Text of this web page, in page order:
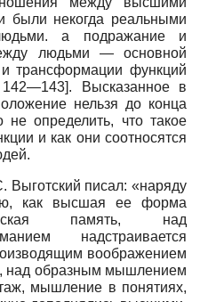
были некогда реальными
а подражание и
людьми — основной
трансформации функций
Высказанное в
нельзя до конца
не определить, что такое
и как они соотносятся
Выготский писал: «наряду
как высшая ее форма
память, над
надстраивается
воображением
над образным мышлением
мышление в понятиях,